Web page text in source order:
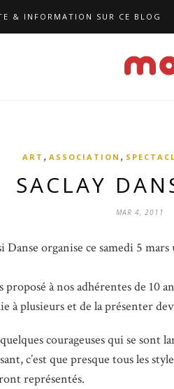
& INFORMATION SUR CE BLOG
ART , ASSOCIATION ,
SACLAY
MAR 4, 2011
Danse organise ce samedi 5
à nos adhérentes de 10
à plusieurs et de la présenter
courageuses qui se sont
c’est que presque tous les
représentés.